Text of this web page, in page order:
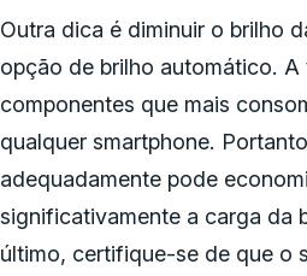
Outra dica é diminuir o brilho
opção de brilho automático. A
componentes que mais
qualquer smartphone.
adequadamente pode
significativamente a carga da
último, certifique-se de que o